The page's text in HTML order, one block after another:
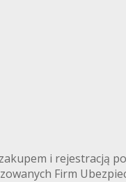
i rejestracją
Firm